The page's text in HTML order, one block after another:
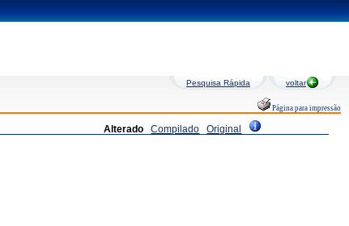
Pesquisa Rápida voltar
Página para impressão
Alterado Compilado Original